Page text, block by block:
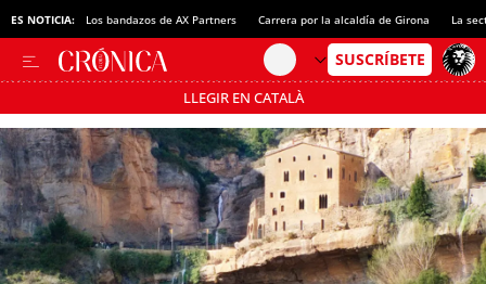
ES NOTICIA: Los bandazos de AX Partners Carrera por la alcaldía de Girona La
LLEGIR EN CATALÀ
Pásate al MODO AHORRO